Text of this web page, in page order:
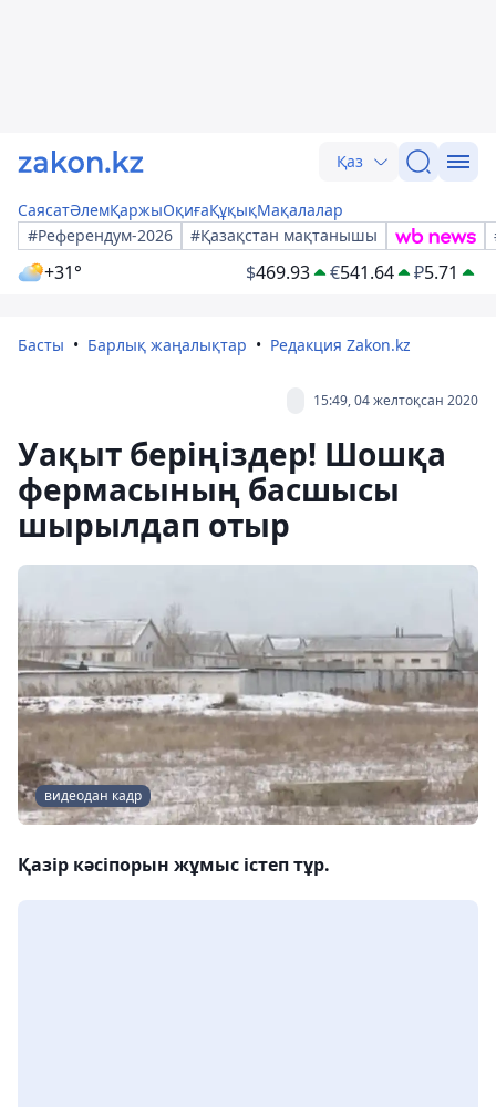
Қаз
СаясатӘлемҚаржыОқиғаҚұқықМақалалар
#Референдум-2026
#Қазақстан мақтанышы
+31° $469.93 €541.64 ₽5.71
Басты Барлық жаңалықтар Редакция Zakon.kz
15:49, 04 желтоқсан 2020
Уақыт беріңіздер! Шошқа
фермасының басшысы
шырылдап отыр
видеодан кадр
Қазір кәсіпорын жұмыс істеп тұр.